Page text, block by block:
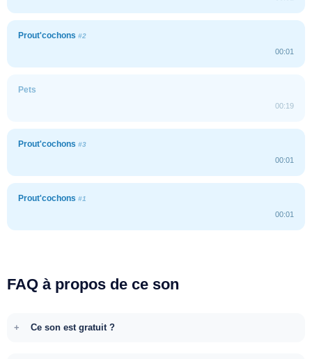
Prout'cochons #2
00:01
Pets
00:19
Prout'cochons #3
00:01
Prout'cochons #1
00:01
FAQ à propos de ce son
Ce son est gratuit ?